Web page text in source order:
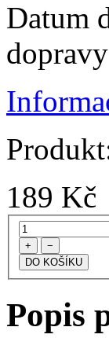
Datum
189 Kč
+ −
Popis